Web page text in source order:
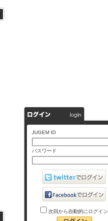
JUGEM ID
パスワード
次回から自動的にログイン